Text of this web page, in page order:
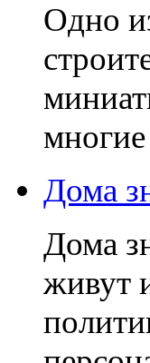
Одно
Дома
Дома
живут